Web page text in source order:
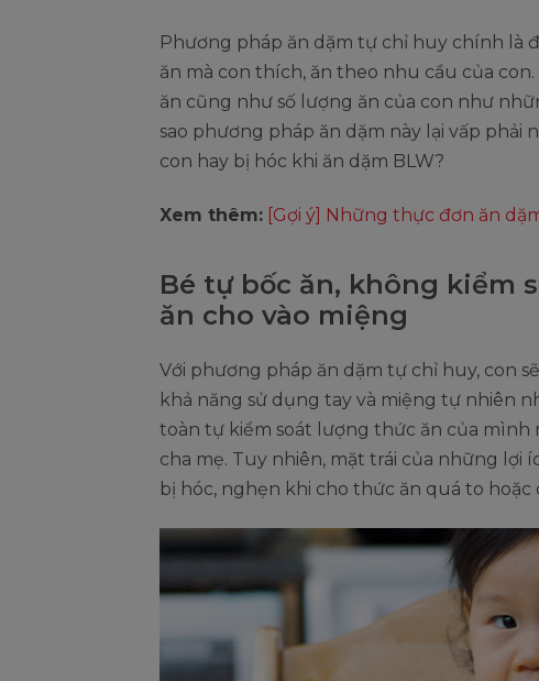
Phương pháp ăn dặm tự chỉ huy chính là
ăn mà con thích, ăn theo nhu cầu của
ăn cũng như số lượng ăn của con như
sao phương pháp ăn dặm này lại vấp phải
con hay bị hóc khi ăn dặm BLW?
Xem thêm: [Gợi ý] Những thực đơn ăn
Bé tự bốc ăn, không kiểm
ăn cho vào miệng
Với phương pháp ăn dặm tự chỉ huy, con
khả năng sử dụng tay và miệng tự nhiên
toàn tự kiểm soát lượng thức ăn của mình
cha mẹ. Tuy nhiên, mặt trái của những lợi
bị hóc, nghẹn khi cho thức ăn quá to hoặc